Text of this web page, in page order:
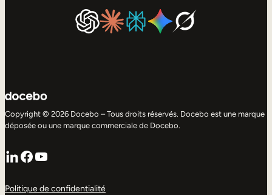
Copyright © 2026 Docebo – Tous droits réservés. Docebo est une marque
déposée ou une marque commerciale de Docebo.
LinkedIn
Facebook
YouTube
Politique de confidentialité